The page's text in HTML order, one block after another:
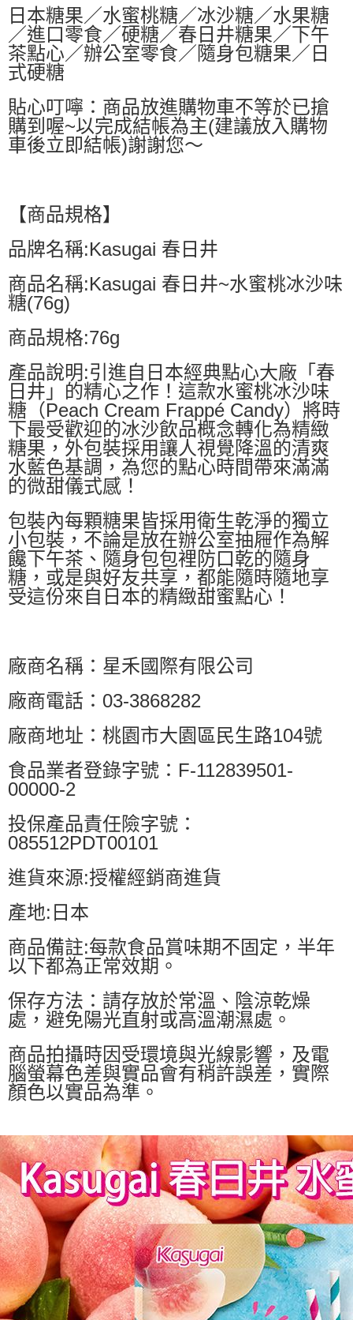
7-11付款取貨
每筆NT$60，滿NT$599(含以上)免運費
付款後7-11取貨
每筆NT$60，滿NT$599(含以上)免運費
宅配
每筆NT$80，滿NT$799(含以上)免運費
日本糖果／水蜜桃糖／冰沙糖／水果糖
／進口零食／硬糖／春日井糖果／下午
茶點心／辦公室零食／隨身包糖果／日
式硬糖
貼心叮嚀：商品放進購物車不等於已搶
購到喔~以完成結帳為主(建議放入購物
車後立即結帳)謝謝您～
【商品規格】
品牌名稱:Kasugai 春日井
商品名稱:Kasugai 春日井~水蜜桃冰沙味
糖(76g)
商品規格:76g
產品說明:引進自日本經典點心大廠「春
日井」的精心之作！這款水蜜桃冰沙味
糖（Peach Cream Frappé Candy）將時
下最受歡迎的冰沙飲品概念轉化為精緻
糖果，外包裝採用讓人視覺降溫的清爽
水藍色基調，為您的點心時間帶來滿滿
的微甜儀式感！
包裝內每顆糖果皆採用衛生乾淨的獨立
小包裝，不論是放在辦公室抽屜作為解
饞下午茶、隨身包包裡防口乾的隨身
糖，或是與好友共享，都能隨時隨地享
受這份來自日本的精緻甜蜜點心！
廠商名稱：星禾國際有限公司
廠商電話：03-3868282
廠商地址：桃園市大園區民生路104號
食品業者登錄字號：F-112839501-
00000-2
投保產品責任險字號：
085512PDT00101
進貨來源:授權經銷商進貨
產地:日本
商品備註:每款食品賞味期不固定，半年
以下都為正常效期。
保存方法：請存放於常溫、陰涼乾燥
處，避免陽光直射或高溫潮濕處。
商品拍攝時因受環境與光線影響，及電
腦螢幕色差與實品會有稍許誤差，實際
顏色以實品為準。